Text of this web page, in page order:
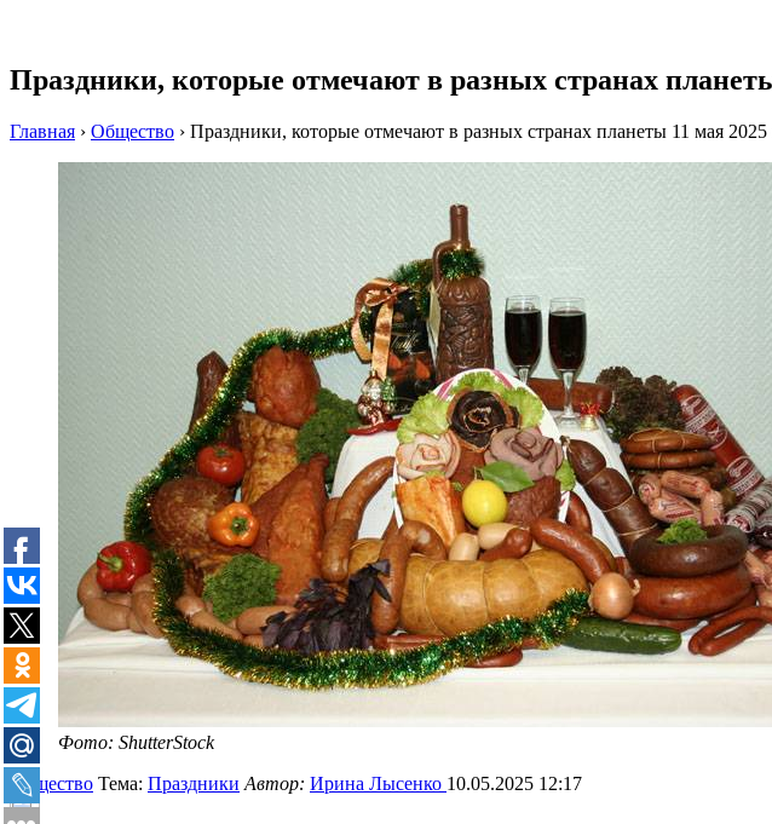
Праздники, которые отмечают в разных странах
Главная › Общество › Праздники, которые отмечают в разных странах планеты 11 мая 2025
Фото: ShutterStock
Общество Тема: Праздники Автор: Ирина Лысенко 10.05.2025 12:17